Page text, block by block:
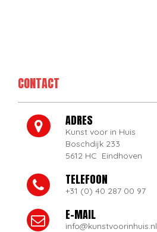
CONTACT
ADRES
Kunst voor in Huis
Boschdijk 233
5612 HC Eindhoven
TELEFOON
+31 (0) 40 287 00 97
E-MAIL
info@kunstvoorinhuis.nl